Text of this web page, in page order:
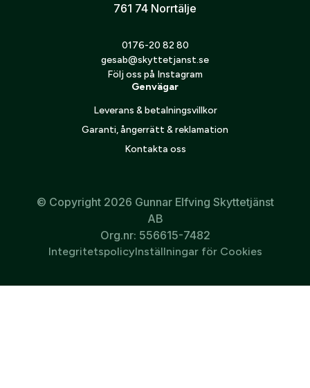
761 74 Norrtälje
0176-20 82 80
gesab@skyttetjanst.se
Följ oss på Instagram
Genvägar
Leverans & betalningsvillkor
Garanti, ångerrätt & reklamation
Kontakta oss
© Copyright 2026 Gunnar Elfving Skyttetjänst
AB
Org.nr: 556615-7482
IntegritetspolicyInställningar för Cookies